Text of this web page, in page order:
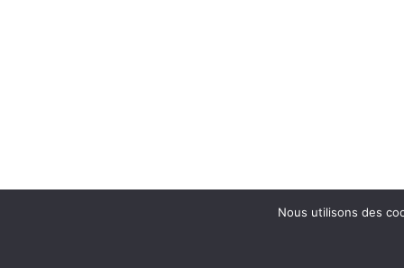
Nous utilisons des